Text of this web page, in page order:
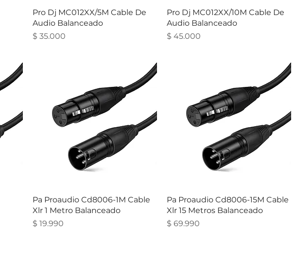
Pro Dj MC012XX/5M Cable De
Audio Balanceado
Precio
$ 35.000
Pro Dj MC012XX/10M Cable De
Audio Balanceado
Precio
$ 45.000
Pa Proaudio Cd8006-1M Cable
Xlr 1 Metro Balanceado
Precio
$ 19.990
Pa Proaudio Cd8006-15M Cable
Xlr 15 Metros Balanceado
Precio
$ 69.990